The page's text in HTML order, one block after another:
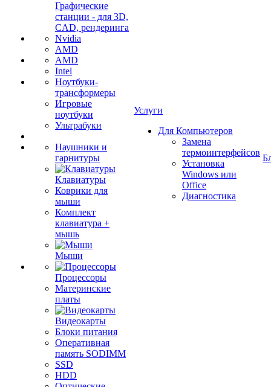
Графические
станции - для 3D,
CAD, рендеринга
Nvidia
AMD
AMD
Intel
Ноутбуки-
трансформеры
Игровые
ноутбуки
Ультрабуки
Наушники и
гарнитуры
Клавиатуры
Коврики для
мыши
Комплект
клавиатура +
мышь
Мыши
Процессоры
Материнские
платы
Видеокарты
Блоки питания
Оперативная
память SODIMM
SSD
HDD
Услуги
Для Компьютеров
Замена
термоинтерфейсов
Установка
Windows или
Office
Диагностика